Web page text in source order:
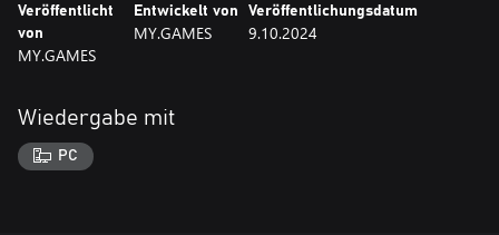
Veröffentlicht
von
MY.GAMES
Entwickelt von
MY.GAMES
Veröffentlichungsdatum
9.10.2024
Wiedergabe mit
PC